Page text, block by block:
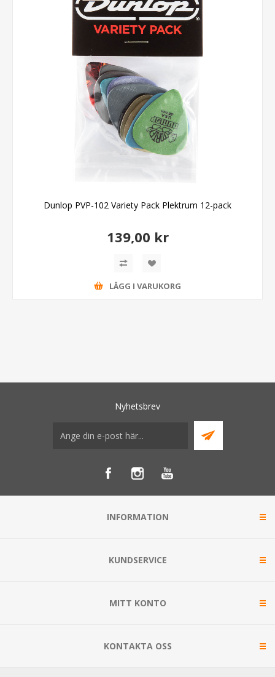
Dunlop PVP-102 Variety Pack Plektrum 12-pack
139,00 kr
LÄGG I VARUKORG
Nyhetsbrev
INFORMATION
KUNDSERVICE
MITT KONTO
KONTAKTA OSS